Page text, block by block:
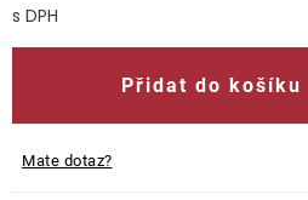
Přidat do košíku
Mate dotaz?